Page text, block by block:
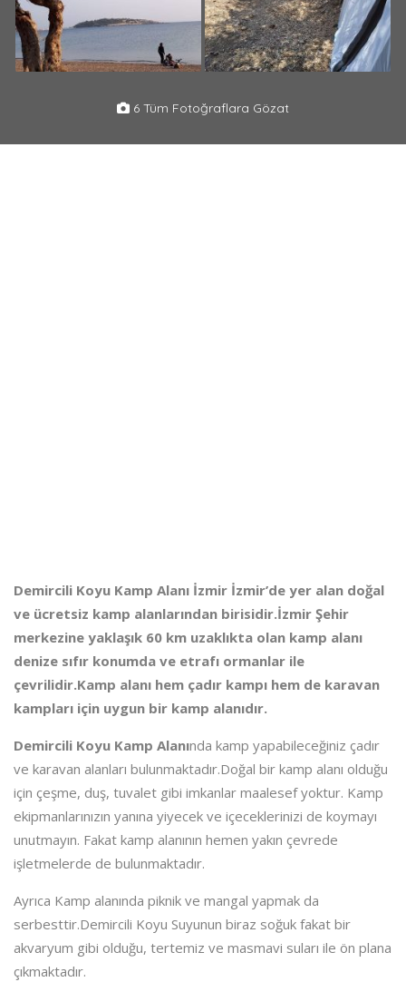
6 Tüm Fotoğraflara Gözat
Demircili Koyu Kamp Alanı İzmir İzmir’de yer alan doğal
ve ücretsiz kamp alanlarından birisidir.İzmir Şehir
merkezine yaklaşık 60 km uzaklıkta olan kamp alanı
denize sıfır konumda ve etrafı ormanlar ile
çevrilidir.Kamp alanı hem çadır kampı hem de karavan
kampları için uygun bir kamp alanıdır.
Demircili Koyu Kamp Alanında kamp yapabileceğiniz çadır
ve karavan alanları bulunmaktadır.Doğal bir kamp alanı olduğu
için çeşme, duş, tuvalet gibi imkanlar maalesef yoktur. Kamp
ekipmanlarınızın yanına yiyecek ve içeceklerinizi de koymayı
unutmayın. Fakat kamp alanının hemen yakın çevrede
işletmelerde de bulunmaktadır.
Ayrıca Kamp alanında piknik ve mangal yapmak da
serbesttir.Demircili Koyu Suyunun biraz soğuk fakat bir
akvaryum gibi olduğu, tertemiz ve masmavi suları ile ön plana
çıkmaktadır.